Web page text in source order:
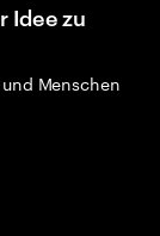
Idee zu
Menschen